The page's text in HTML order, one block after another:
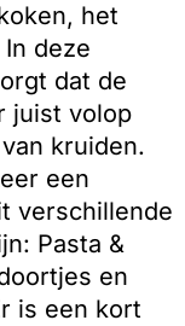
het
In deze
dat de
juist volop
kruiden.
een
verschillende
Pasta &
en
is een kort